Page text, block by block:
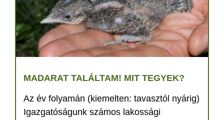
MADARAT TALÁLTAM! MIT TEGYEK?
Az év folyamán (kiemelten: tavasztól nyárig)
Igazgatóságunk számos lakossági